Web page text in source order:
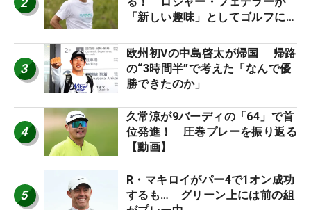
「新しい趣味」としてゴルフに挑
3
欧州初Vの中島啓太が帰国 帰路
の“3時間半”で考えた「なんで優
勝できたのか」
4
久常涼が9バーディの「64」で首
位発進！ 圧巻プレーを振り返る
【動画】
5
R・マキロイがパー4で1オン成功
するも… グリーン上には前の組